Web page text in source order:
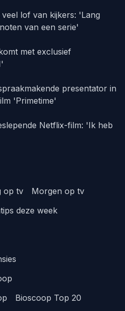
lof van kijkers: 'Lang
van een serie'
met exclusief
presentator in
'Primetime'
Netflix-film: 'Ik heb
op tv
Morgen op tv
deze week
Bioscoop Top 20